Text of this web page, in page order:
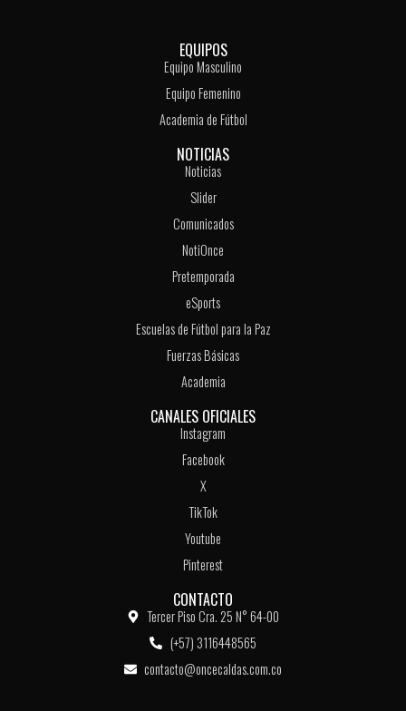
EQUIPOS
Equipo Masculino
Equipo Femenino
Academia de Fútbol
NOTICIAS
Noticias
Slider
Comunicados
NotiOnce
Pretemporada
eSports
Escuelas de Fútbol para la Paz
Fuerzas Básicas
Academia
CANALES OFICIALES
Instagram
Facebook
X
TikTok
Youtube
Pinterest
CONTACTO
Tercer Piso Cra. 25 N° 64-00
(+57) 3116448565
contacto@oncecaldas.com.co